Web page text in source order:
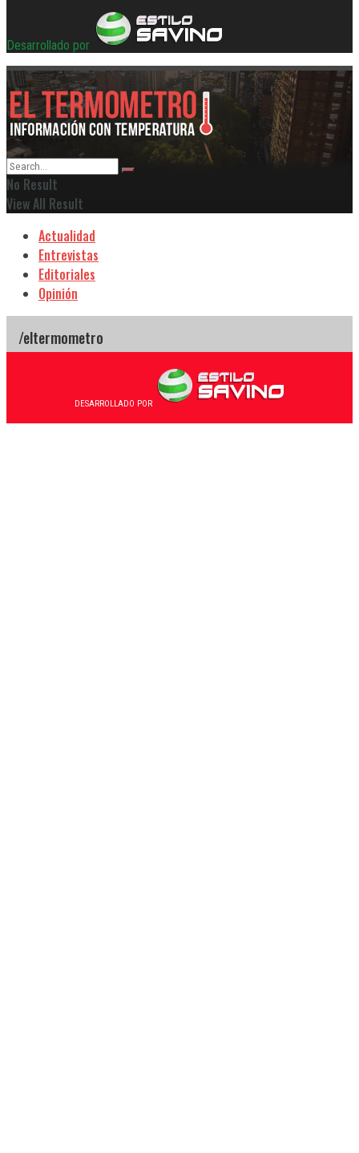
Desarrollado por
No Result
View All Result
Actualidad
Entrevistas
Editoriales
Opinión
DESARROLLADO POR